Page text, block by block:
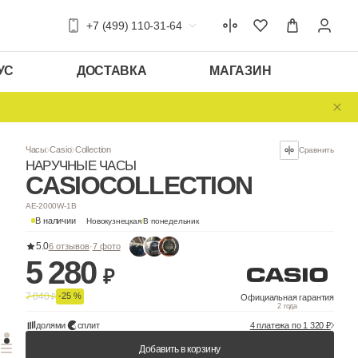
+7 (499) 110-31-64
ДОСТАВКА МАГАЗИН
Часы Casio Collection
НАРУЧНЫЕ ЧАСЫ
CASIO
AE-2000W-1B
В наличии
5 280₽
7 040₽ -25 %